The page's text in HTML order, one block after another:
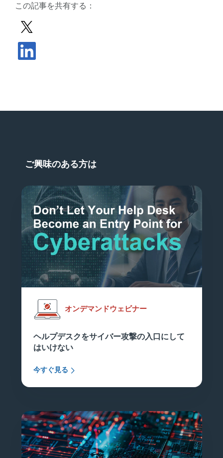
この記事を共有する：
Xで投稿を共有する
ご興味のある方は
オンデマンドウェビナー
ヘルプデスクをサイバー攻撃の入口にして
はいけない
今すぐ見る